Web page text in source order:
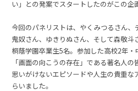
い」との発案でスタートしたのがこの企
今回のパネリストは、やくみつるさん、
鬼奴さん、ゆきりぬさん、そして森敬斗
桐蔭学園卒業生5名。参加した高校2年・
「画面の向こうの存在」である著名人
思いがけないエピソードや人生の貴重な
らいました。